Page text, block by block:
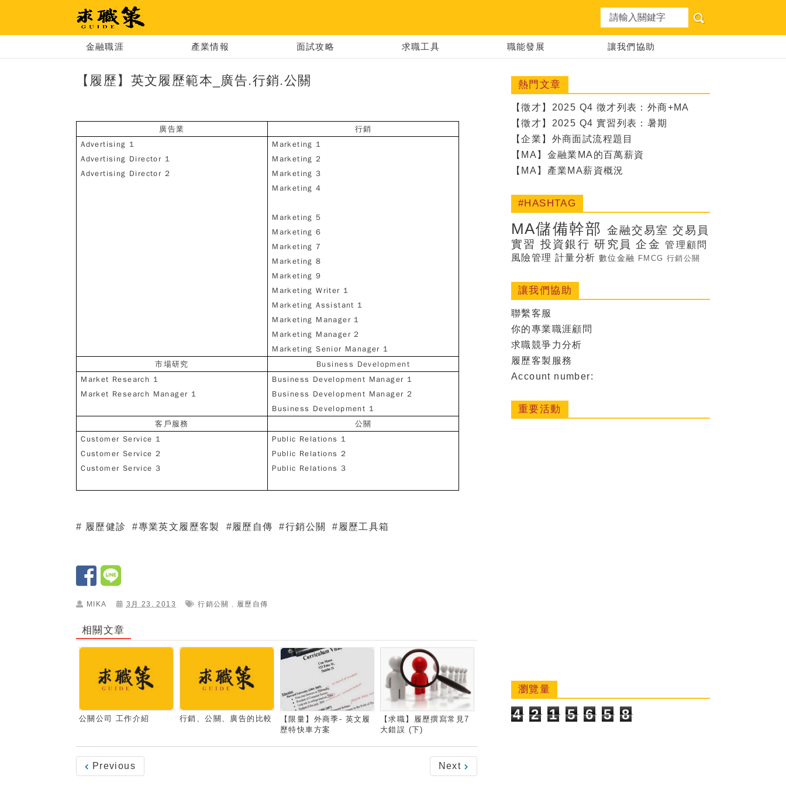
求職策 │ 建構你的夢想職涯
金融職涯 產業情報 面試攻略 求職工具 職能發展 讓我們協助
【履歷】英文履歷範本_廣告.行銷.公關
廣告業
行銷
Advertising 1
Advertising Director 1
Advertising Director 2
Marketing 1
Marketing 2
Marketing 3
Marketing 4
Marketing 5
Marketing 6
Marketing 7
Marketing 8
Marketing 9
Marketing Writer 1
Marketing Assistant 1
Marketing Manager 1
Marketing Manager 2
Marketing Senior Manager 1
市場研究
Business Development
Market Research 1
Market Research Manager 1
Business Development Manager 1
Business Development Manager 2
Business Development 1
客戶服務
公關
Customer Service 1
Customer Service 2
Customer Service 3
Public Relations 1
Public Relations 2
Public Relations 3
# 履歷健診 #專業英文履歷客製 #履歷自傳 #行銷公關 #履歷工具箱
MIKA 3月 23, 2013 行銷公關 , 履歷自傳
相關文章
公關公司 工作介紹 行銷、公關、廣告的比較
【限量】外商季- 英文履
歷特快車方案
【求職】履歷撰寫常見7
大錯誤 (下)
Previous Next
熱門文章
【徵才】2025 Q4 徵才列表：外商+MA
【徵才】2025 Q4 實習列表：暑期
【企業】外商面試流程題目
【MA】金融業MA的百萬薪資
【MA】產業MA薪資概況
#HASHTAG
MA儲備幹部 金融交易室 交易員
實習 投資銀行 研究員 企金
管理顧問
風險管理 計量分析 數位金融 FMCG 行銷公關
讓我們協助
聯繫客服
你的專業職涯顧問
求職競爭力分析
履歷客製服務
Account number:
重要活動
瀏覽量
4 2 1 5 6 5 8